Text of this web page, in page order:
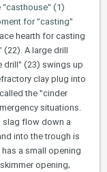
"casthouse" (1)
for "casting"
rnace hearth for casting
(22). A large drill
drill" (23) swings up
clay plug into
called the "cinder
situations.
slag flow down a
into the trough is
has a small opening
skimmer opening,